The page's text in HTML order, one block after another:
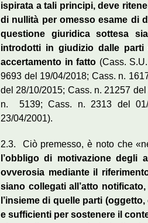
ispirata a tali principi, deve
di nullità per omesso esame di
questione giuridica sottesa
introdotti in giudizio dalle parti
accertamento in fatto (Cass.
9693 del 19/04/2018; Cass. n.
del 28/10/2015; Cass. n. 21257
n. 5139; Cass. n. 2313 del 01/
23/04/2001).
2.3. Ciò premesso, è noto che
l’obbligo di motivazione degli
ovverosia mediante il
siano collegati all’atto
l’insieme di quelle parti
e sufficienti per sostenere il